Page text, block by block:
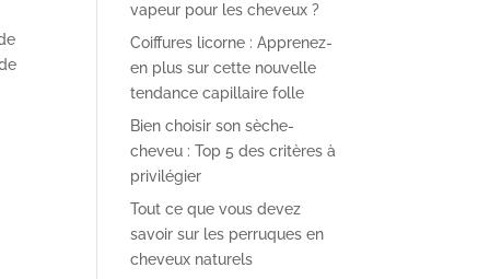
vapeur pour les cheveux ?
Coiffures licorne : Apprenez-
en plus sur cette nouvelle
tendance capillaire folle
Bien choisir son sèche-
cheveu : Top 5 des critères à
privilégier
Tout ce que vous devez
savoir sur les perruques en
cheveux naturels